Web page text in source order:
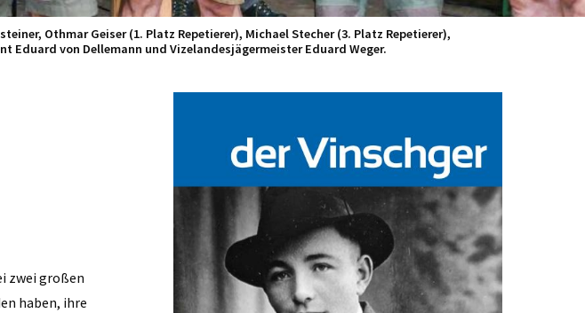
Othmar Geiser (1. Platz Repetierer), Michael Stecher (3. Platz Repetierer),
Eduard von Dellemann und Vizelandesjägermeister Eduard Weger.
zwei großen
haben, ihre